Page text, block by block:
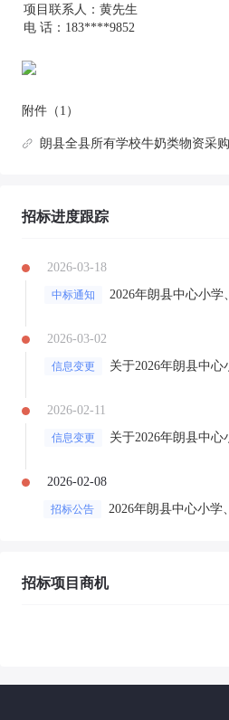
项目联系人：黄先生
电 话：183****9852
附件（1）
朗县全县所有学校牛奶类物资采
招标进度跟踪
2026-03-18
中标通知
2026-03-02
信息变更
2026-02-11
信息变更
2026-02-08
招标公告 2026年朗县中心小
招标项目商机